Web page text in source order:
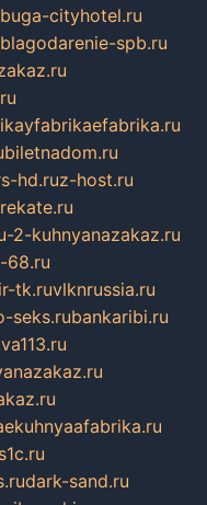
cityhotel.ru
blagodarenie-spb.ru
biletnadom.ru
hd.ruz-host.ru
2-kuhnyanazakaz.ru
68.ru
tk.ruvlknrussia.ru
seks.rubankaribi.ru
dark-sand.ru